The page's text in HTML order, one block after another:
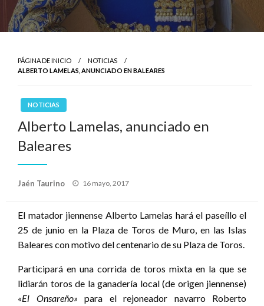
PÁGINA DE INICIO
NOTICIAS
ALBERTO LAMELAS, ANUNCIADO EN BALEARES
NOTICIAS
Alberto Lamelas, anunciado en
Baleares
Jaén Taurino
Publicado
16 mayo, 2017
El matador jiennense Alberto Lamelas hará el paseíllo el
25 de junio en la Plaza de Toros de Muro, en las Islas
Baleares con motivo del centenario de su Plaza de Toros.
Participará en una corrida de toros mixta en la que se
lidiarán toros de la ganadería local (de origen jiennense)
«El Onsareño» para el rejoneador navarro Roberto